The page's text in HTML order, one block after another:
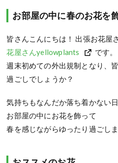
お部屋の中に春のお花を
皆さんこんにちは！ 出張お花屋
花屋さんyellowplants
です。
週末初めての外出規制となり、
過ごしでしょうか？
気持ちもなんだか落ち着かない
お部屋の中にお花を飾って
春を感じながらゆったり過ごしま